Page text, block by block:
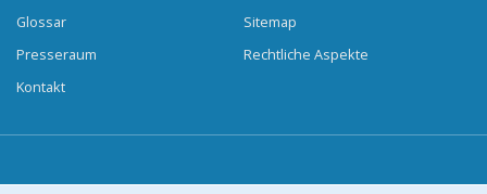
Glossar
Presseraum
Kontakt
Sitemap
Rechtliche Aspekte